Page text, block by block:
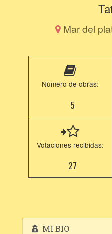
Mar del
Número de obras:
5
Votaciones recibidas:
27
MI BIO